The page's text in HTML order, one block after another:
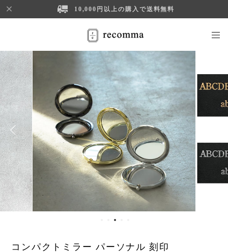
10,000円以上の購入で送料無料
コンパクトミラー パーソナル 刻印